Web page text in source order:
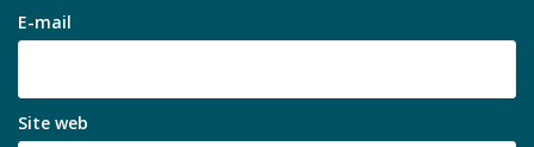
E-mail
Site web